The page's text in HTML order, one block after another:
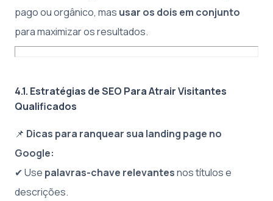
pago ou orgânico, mas usar os dois em conjunto
para maximizar os resultados.
4.1. Estratégias de SEO Para Atrair Visitantes
Qualificados
📌 Dicas para ranquear sua landing page no
Google:
✔ Use palavras-chave relevantesnos títulos e
descrições.